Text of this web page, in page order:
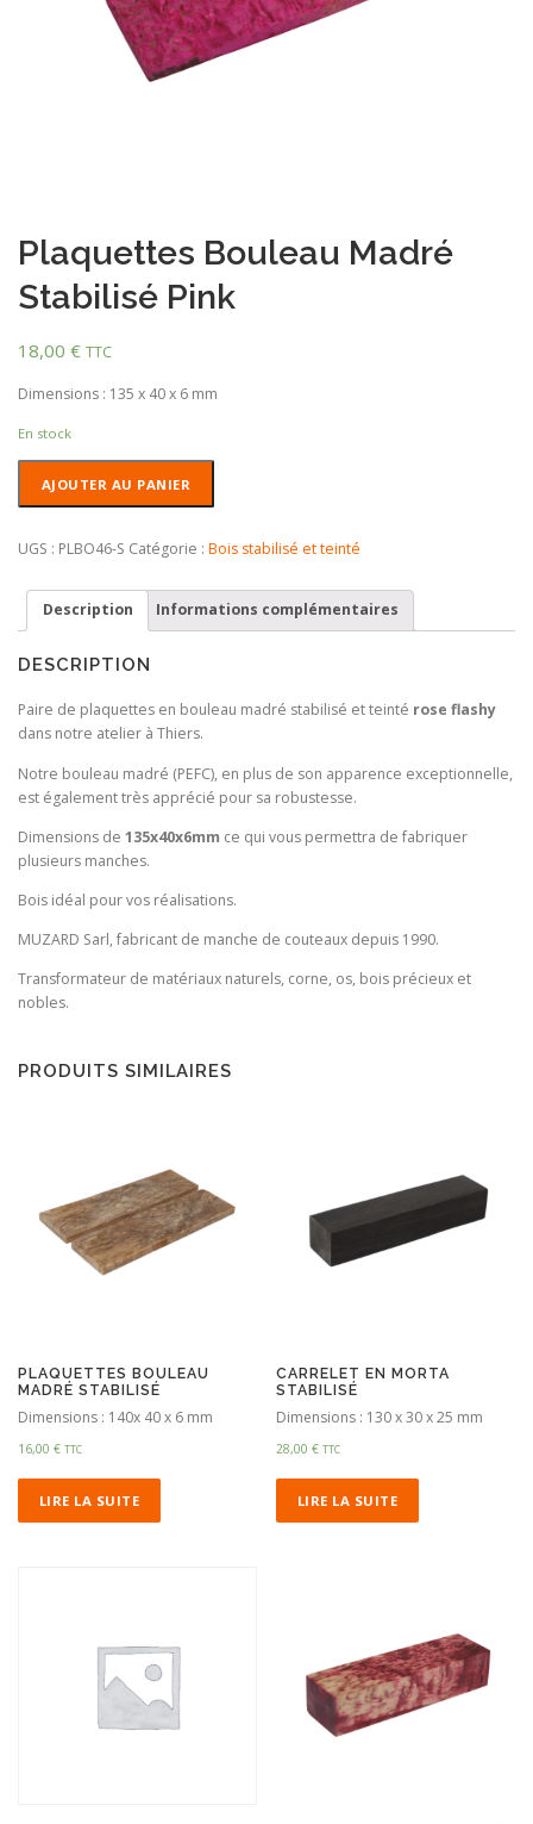
Plaquettes Bouleau Madré
Stabilisé Pink
18,00 € TTC
Dimensions : 135 x 40 x 6 mm
En stock
Bouleau
Stabilisé
AJOUTER AU PANIER
UGS : PLBO46-S Catégorie : Bois stabilisé et teinté
Description Informations complémentaires
DESCRIPTION
Paire de plaquettes en bouleau madré stabilisé et teinté rose flashy
dans notre atelier à Thiers.
Notre bouleau madré (PEFC), en plus de son apparence exceptionnelle,
est également très apprécié pour sa robustesse.
Dimensions de 135x40x6mm ce qui vous permettra de fabriquer
plusieurs manches.
Bois idéal pour vos réalisations.
MUZARD Sarl, fabricant de manche de couteaux depuis 1990.
Transformateur de matériaux naturels, corne, os, bois précieux et
nobles.
PRODUITS SIMILAIRES
PLAQUETTES BOULEAU
MADRÉ STABILISÉ
Dimensions : 140x 40 x 6 mm
16,00 € TTC
LIRE LA SUITE
CARRELET EN MORTA
STABILISÉ
Dimensions : 130 x 30 x 25 mm
28,00€ TTC
LIRE LA SUITE